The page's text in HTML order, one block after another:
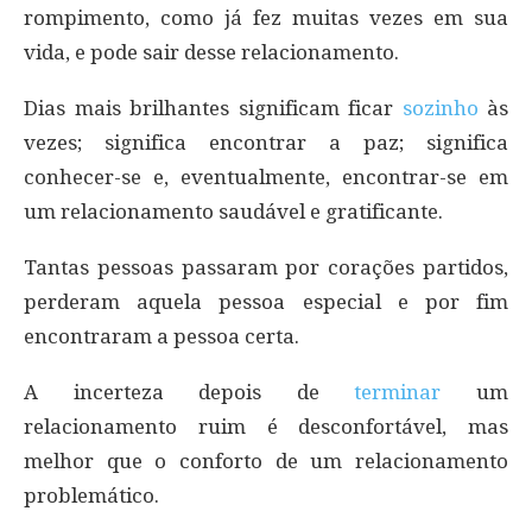
rompimento, como já fez muitas vezes em sua
vida, e pode sair desse relacionamento.
Dias mais brilhantes significam ficar sozinho às
vezes; significa encontrar a paz; significa
conhecer-se e, eventualmente, encontrar-se em
um relacionamento saudável e gratificante.
Tantas pessoas passaram por corações partidos,
perderam aquela pessoa especial e por fim
encontraram a pessoa certa.
A incerteza depois determinar um
relacionamento ruim é desconfortável, mas
melhor que o conforto de um relacionamento
problemático.